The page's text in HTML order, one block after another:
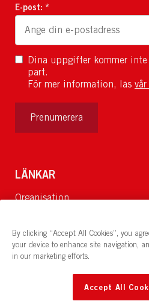
E-post: *
Dina uppgifter kommer
part.
För mer information, läs
Prenumerera
LÄNKAR
Organisation
Lediga jobb
Nyheter och pressrum
Restaurang och konferens:
By clicking “Accept All Cookies”, you
your device to enhance site navigation,
in our marketing efforts.
Accept All